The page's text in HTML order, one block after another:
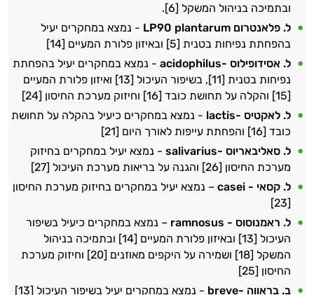
ובתמיכה בניהול המשקל [6].
ל. פלאנטרום
LP90 plantarum
- נמצא במחקרים יעיל
בהפחתת נפיחות בטנית [5] ובאיזון פלורת המעיים [14]
ל. אסידופילוס -acidophilus - נמצא במחקרים יעיל בהפחתת
נפיחות בטנית [11], בשיפור העיכול [13] ואיזון פלורת המעיים
[15] והקלה על תחושת כובד [16] וחיזוק מערכת החיסון [24]
ל. לאקטיס -lactis - נמצא במחקרים כיעיל בהקלה על תחושת
כובד [16] והפחתת עייפות לאורך היום [21]
ל. סאליבאריוס -salivarius - נמצא יעיל במחקרים בחיזוק
מערכת החיסון [26] והגנה על בריאות מערכת העיכול [27]
ל. קסאי - casei – נמצא יעיל במחקרים בחיזוק מערכת החיסון
[23]
ל. ראמנוסוס - ramnosus – נמצא במחקרים כיעיל בשיפור
העיכול [13] ובאיזון פלורת המעיים [14] ובתמיכה בניהול
המשקל [18] ושמירה על היקפים מאוזנים [20] וחיזוק מערכת
החיסון [25]
ב. בראווה -breve
- נמצא במחקרים יעיל בשיפור העיכול [13]